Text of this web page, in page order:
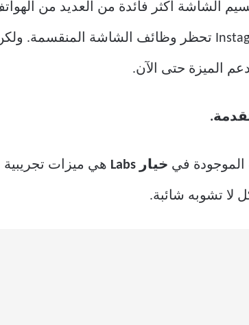
أكثر فائدة من العديد من الهواتف
الميزة حتى الآن.
الموجودة في خيار Labs هي ميزات
تشوبه شائبة.